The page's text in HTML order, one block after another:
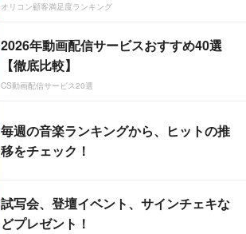
オリコン顧客満足度ランキング
2026年動画配信サービスおすすめ40選
【徹底比較】
CS動画配信サービス20選
毎週の音楽ランキングから、ヒットの推
移をチェック！
試写会、登壇イベント、サインチェキな
どプレゼント！